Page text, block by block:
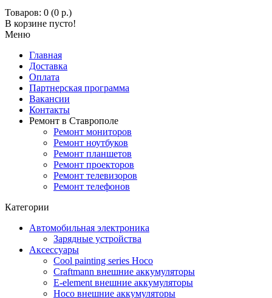
Товаров: 0 (0 р.)
В корзине пусто!
Меню
Главная
Доставка
Оплата
Партнерская программа
Вакансии
Контакты
Ремонт в Ставрополе
Ремонт мониторов
Ремонт ноутбуков
Ремонт планшетов
Ремонт проекторов
Ремонт телевизоров
Ремонт телефонов
Категории
Автомобильная электроника
Зарядные устройства
Аксессуары
Cool painting series Hoco
Craftmann внешние аккумуляторы
E-element внешние аккумуляторы
Hoco внешние аккумуляторы